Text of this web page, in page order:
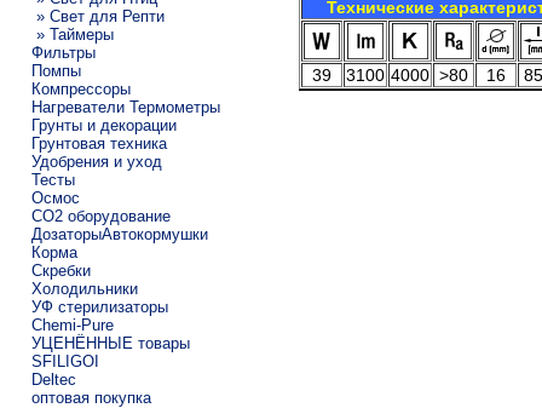
» Свет для Репти
» Таймеры
Фильтры
Помпы
Компрессоры
Нагреватели Термометры
Грунты и декорации
Грунтовая техника
Удобрения и уход
Тесты
Осмос
CO2 оборудование
ДозаторыАвтокормушки
Корма
Скребки
Холодильники
УФ стерилизаторы
Chemi-Pure
УЦЕНЁННЫЕ товары
SFILIGOI
Deltec
оптовая покупка
Технические
39 3100 4000 >80 16